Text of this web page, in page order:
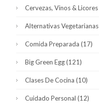
Cervezas, Vinos & Licores
Alternativas Vegetarianas
Comida Preparada (17)
Big Green Egg(121)
Clases De Cocina (10)
Cuidado Personal (12)